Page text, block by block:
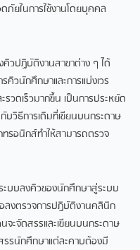
ภัยในการใช้งานโดยบุคคล
ฏิบัติงานสาขาต่าง ๆ ได้
คิวนักศึกษาและการแบ่งเวร
วดเร็วมากขึ้น เป็นการประหยัด
บวิธีการเดิมที่เขียนบนกระดาษ
รอนิกส์ทำให้สามารถตรวจ
ลงคิวของนักศึกษาสู่ระบบ
อลงตรวจการปฏิบัติงานคลินิก
จะจัดสรรและเขียนบนกระดาษ
รนักศึกษาแต่ละคาบต้องมี